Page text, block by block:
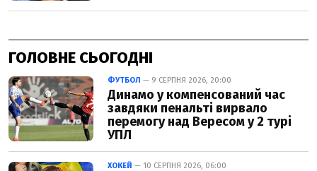
ГОЛОВНЕ СЬОГОДНІ
ФУТБОЛ — 9 СЕРПНЯ 2026, 20:00
Динамо у компенсований час
завдяки пенальті вирвало
перемогу над Вересом у 2 турі
УПЛ
ХОКЕЙ — 10 СЕРПНЯ 2026, 06:00